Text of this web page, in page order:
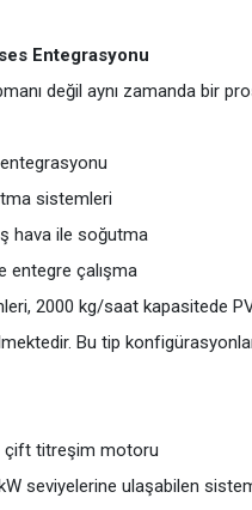
Entegrasyonu
değil aynı zamanda bir
sistemleri
hava ile soğutma
entegre çalışma
2000 kg/saat kapasitede
Bu tip
çift titreşim motoru
seviyelerine ulaşabilen